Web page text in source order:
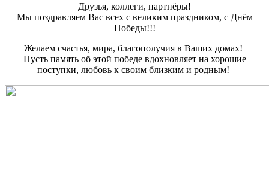
Друзья, коллеги, партнёры!
Мы поздравляем Вас всех с великим праздником, с Днём
Победы!!!
Желаем счастья, мира, благополучия в Ваших домах!
Пусть память об этой победе вдохновляет на хорошие
поступки, любовь к своим близким и родным!